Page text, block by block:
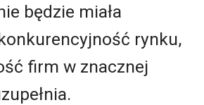
będzie miała
rynku,
firm w znacznej